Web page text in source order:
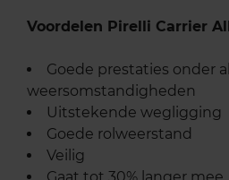
Voordelen Pirelli Carrier
Goede prestaties onder
weersomstandigheden
Uitstekende wegligging
Goede rolweerstand
Veilig